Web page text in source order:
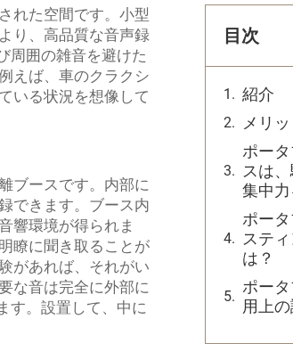
れた空間です。小型
り、高品質な音声録
周囲の雑音を避けた
えば、車のクラクシ
いる状況を想像して
ブースです。内部に
できます。ブース内
響環境が得られま
瞭に聞き取ることが
があれば、それがい
な音は完全に外部に
す。設置して、中に
目次
紹介
メリッ
ポー
スは
集中
ポー
ステ
は？
ポー
用上